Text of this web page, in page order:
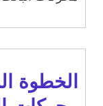
الخطوة